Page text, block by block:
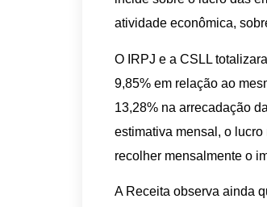
atividade econômica,
O IRPJ e a CSLL
9,85% em relação ao
13,28% na arrecadação
estimativa mensal, o
recolher mensalmente o
A Receita observa ainda